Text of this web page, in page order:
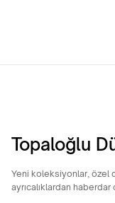
Topaloğlu
Yeni koleksiyonlar, özel
ayrıcalıklardan